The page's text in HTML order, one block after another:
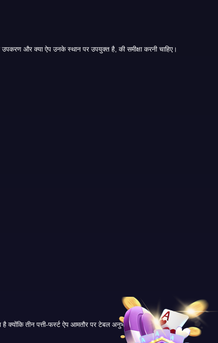
उन्होंने कहा, किसी भी ऐप को आंख मूंदकर नहीं चुनना चाहिए। एक ज्ञात नाम के साथ भी, खिलाड़ियों को गेम मोड, खाता नियम, भुगतान की शर्तें, निकासी की शर्तें, जिम्मेदार खेल उपकरण और क्या ऐप उनके स्थान पर उपयुक्त है, की समीक्षा करनी चाहिए।